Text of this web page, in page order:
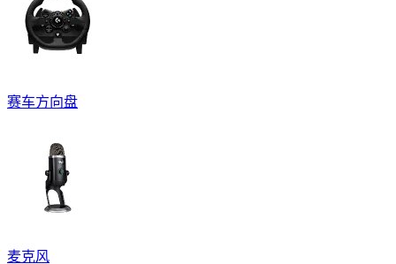
赛车方向盘
麦克风